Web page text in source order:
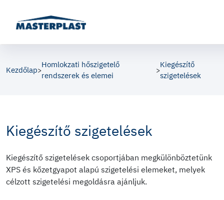
Kezdőlap>
Homlokzati hőszigetelő
rendszerek és elemei
>
Kiegészítő
szigetelések
Kiegészítő szigetelések
Kiegészítő szigetelések csoportjában megkülönböztetünk
XPS és kőzetgyapot alapú szigetelési elemeket, melyek
célzott szigetelési megoldásra ajánljuk.